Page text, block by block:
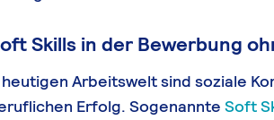
Skills in der Bewerbung
Arbeitswelt sind soziale
Erfolg. Sogenannte Soft